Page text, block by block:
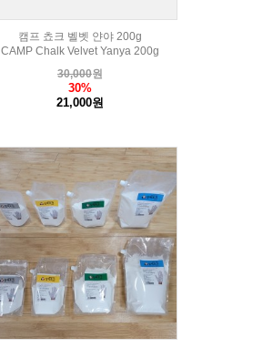
캠프 쵸크 벨벳 얀야 200g
CAMP Chalk Velvet Yanya 200g
30,000원
30%
21,000원